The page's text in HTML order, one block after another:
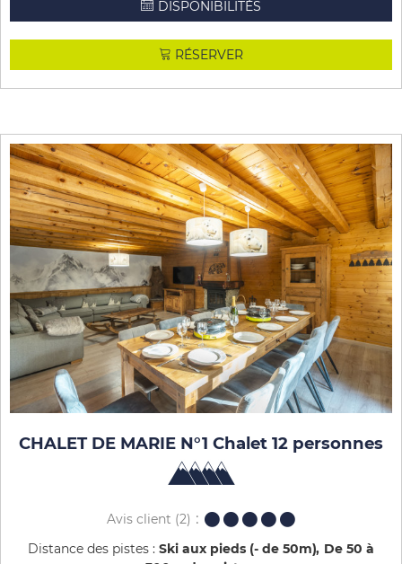
DISPONIBILITÉS
RÉSERVER
CHALET DE MARIE N°1 Chalet 12 personnes
Avis client (2)
Distance des pistes : Ski aux pieds (- de 50m) De 50 à